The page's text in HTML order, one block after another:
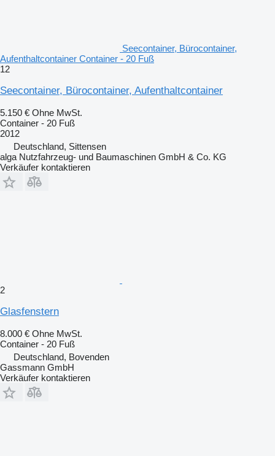
Seecontainer, Bürocontainer,
Aufenthaltcontainer Container - 20 Fuß
12
Seecontainer, Bürocontainer, Aufenthaltcontainer
5.150 € Ohne MwSt.
Container - 20 Fuß
2012
Deutschland, Sittensen
alga Nutzfahrzeug- und Baumaschinen GmbH & Co. KG
Verkäufer kontaktieren
2
Glasfenstern
8.000 € Ohne MwSt.
Container - 20 Fuß
Deutschland, Bovenden
Gassmann GmbH
Verkäufer kontaktieren